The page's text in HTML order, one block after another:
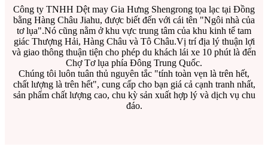
Công ty TNHH Dệt may Gia Hưng Shengrong tọa lạc tại Đồng
bằng Hàng Châu Jiahu, được biết đến với cái tên "Ngôi nhà của
tơ lụa".Nó cũng nằm ở khu vực trung tâm của khu kinh tế tam
giác Thượng Hải, Hàng Châu và Tô Châu.Vị trí địa lý thuận lợi
và giao thông thuận tiện cho phép du khách lái xe 10 phút là đến
Chợ Tơ lụa phía Đông Trung Quốc.
Chúng tôi luôn tuân thủ nguyên tắc "tính toàn vẹn là trên hết,
chất lượng là trên hết", cung cấp cho bạn giá cả cạnh tranh nhất,
sản phẩm chất lượng cao, chu kỳ sản xuất hợp lý và dịch vụ chu
đáo.